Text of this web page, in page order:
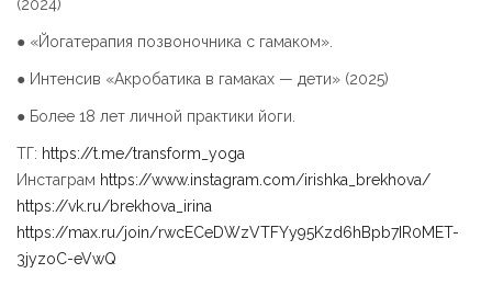
(2024)
● «Йогатерапия позвоночника с гамаком».
● Интенсив «Акробатика в гамаках — дети» (2025)
● Более 18 лет личной практики йоги.
‍ТГ: https://t.me/transform_yoga
Инстаграм https://www.instagram.com/irishka_brekhova/
https://vk.ru/brekhova_irina
https://max.ru/join/rwcECeDWzVTFYy95Kzd6hBpb7IR0MET-
3jyzoC-eVwQ